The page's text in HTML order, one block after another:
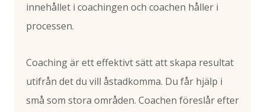
innehållet i coachingen och coachen håller i
processen.
Coaching är ett effektivt sätt att skapa resultat
utifrån det du vill åstadkomma. Du får hjälp i
små som stora områden. Coachen föreslår efter